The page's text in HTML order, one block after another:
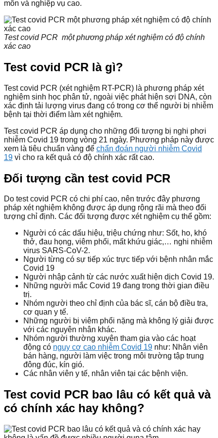
môn và nghiệp vụ cao.
Test covid PCR một phương pháp xét nghiệm có độ chính
xác cao
Test covid PCR là gì?
Test covid PCR (xét nghiệm RT-PCR) là phương pháp xét
nghiệm sinh học phân tử, ngoài việc phát hiện sợi DNA, còn
xác định tải lượng virus đang có trong cơ thể người bị nhiễm
bệnh tại thời điểm làm xét nghiệm.
Test covid PCR áp dụng cho những đối tượng bị nghi phơi
nhiễm Covid 19 trong vòng 21 ngày. Phương pháp này được
xem là tiêu chuẩn vàng để chẩn đoán người nhiễm Covid
19 vì cho ra kết quả có độ chính xác rất cao.
Đối tượng cần test covid PCR
Do test covid PCR có chi phí cao, nên trước đây phương
pháp xét nghiệm không được áp dụng rộng rãi mà theo đối
tượng chỉ định. Các đối tượng được xét nghiệm cụ thể gồm:
Người có các dấu hiệu, triệu chứng như: Sốt, ho, khó
thở, đau họng, viêm phổi, mất khứu giác,… nghi nhiễm
virus SARS-CoV-2.
Người từng có sự tiếp xúc trực tiếp với bệnh nhân mắc
Covid 19
Người nhập cảnh từ các nước xuất hiện dịch Covid 19.
Những người mắc Covid 19 đang trong thời gian điều
trị.
Nhóm người theo chỉ định của bác sĩ, cán bộ điều tra,
cơ quan y tế.
Những người bị viêm phổi nặng mà không lý giải được
với các nguyên nhân khác.
Nhóm người thường xuyên tham gia vào các hoạt
động có nguy cơ cao nhiễm Covid 19 như: Nhân viên
bán hàng, người làm việc trong môi trường tập trung
đông đúc, kín gió.
Các nhân viên y tế, nhân viên tại các bệnh viện.
Test covid PCR bao lâu có kết quả và
có chính xác hay không?